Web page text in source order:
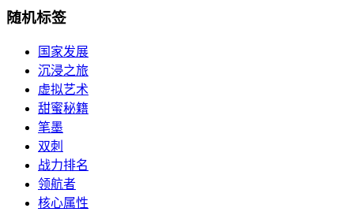
随机标签
国家发展
沉浸之旅
虚拟艺术
甜蜜秘籍
笔墨
双刺
战力排名
领航者
核心属性